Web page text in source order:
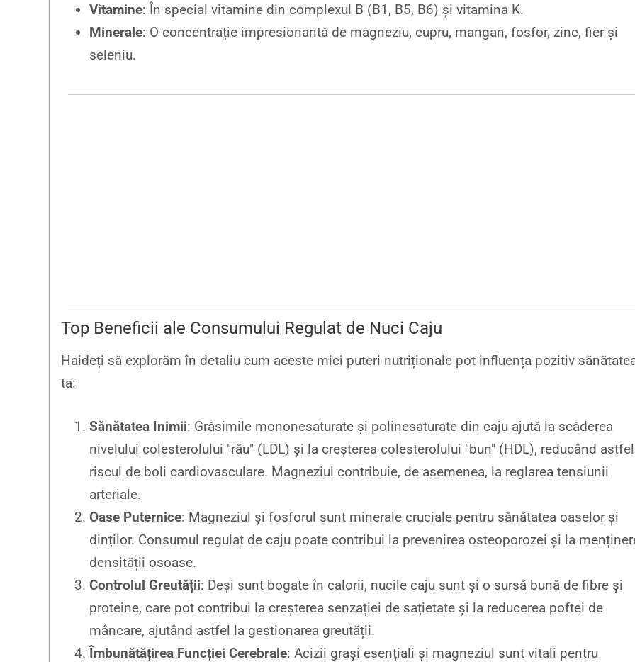
Vitamine: În special vitamine din complexul B (B1, B5, B6) și vitamina K.
Minerale: O concentrație impresionantă de magneziu, cupru, mangan, fosfor, zinc, fier și
seleniu.
Top Beneficii ale Consumului Regulat de Nuci Caju
Haideți să explorăm în detaliu cum aceste mici puteri nutriționale pot influența pozitiv
ta:
Sănătatea Inimii: Grăsimile mononesaturate și polinesaturate din caju ajută la scăderea
nivelului colesterolului "rău" (LDL) și la creșterea colesterolului "bun" (HDL), reducând astfel
riscul de boli cardiovasculare. Magneziul contribuie, de asemenea, la reglarea tensiunii
arteriale.
Oase Puternice: Magneziul și fosforul sunt minerale cruciale pentru sănătatea oaselor și
dinților. Consumul regulat de caju poate contribui la prevenirea osteoporozei și la
densității osoase.
Controlul Greutății: Deși sunt bogate în calorii, nucile caju sunt și o sursă bună de fibre și
proteine, care pot contribui la creșterea senzației de sațietate și la reducerea poftei de
mâncare, ajutând astfel la gestionarea greutății.
Îmbunătățirea Funcției Cerebrale: Acizii grași esențiali și magneziul sunt vitali pentru